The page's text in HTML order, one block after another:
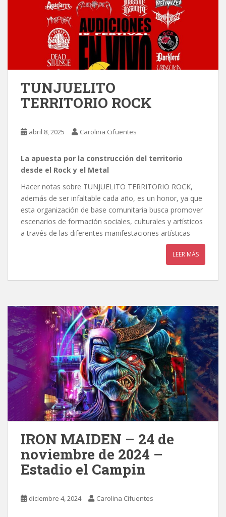
TUNJUELITO
TERRITORIO ROCK
abril 8, 2025 Carolina Cifuentes
La apuesta por la construcción del territorio
desde el Rock y el Metal
Hacer notas sobre TUNJUELITO TERRITORIO ROCK,
además de ser infaltable cada año, es un honor, ya que
esta organización de base comunitaria busca promover
escenarios de formación sociales, culturales y artísticos
a través de las diferentes manifestaciones artísticas
LEER MÁS
IRON MAIDEN – 24 de
noviembre de 2024 –
Estadio el Campin
diciembre 4, 2024 Carolina Cifuentes